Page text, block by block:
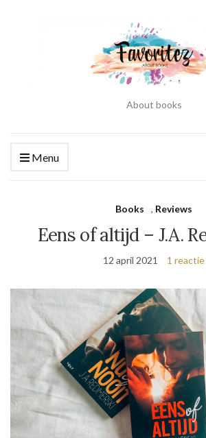
About books
Menu
Books , Reviews
Eens of altijd – J.A.
12 april 2021 1 reactie